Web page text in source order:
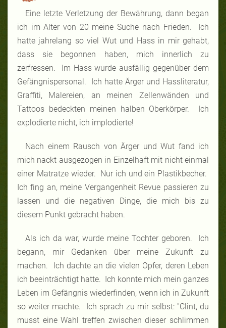
Eine letzte Verletzung der Bewährung, dann began
ich im Alter von 20 meine Suche nach Frieden. Ich
hatte jahrelang so viel Wut und Hass in mir gehabt,
dass sie begonnen haben, mich innerlich zu
zerfressen. Im Hass wurde ausfällig gegenüber dem
Gefängnispersonal. Ich hatte Ärger und Hassliteratur,
Graffiti, Malereien, an meinen Zellenwänden und
Tattoos bedeckten meinen halben Oberkörper. Ich
explodierte nicht, ich implodierte!
Nach einem Rausch von Ärger und Wut fand ich
mich nackt ausgezogen in Einzelhaft mit nicht einmal
einer Matratze wieder. Nur ich und ein Plastikbecher.
Ich fing an, meine Vergangenheit Revue passieren zu
lassen und die negativen Dinge, die mich bis zu
diesem Punkt gebracht haben.
Als ich da war, wurde meine Tochter geboren. Ich
begann, mir Gedanken über meine Zukunft zu
machen. Ich dachte an die vielen Opfer, deren Leben
ich beeinträchtigt hatte. Ich konnte mich mein ganzes
Leben im Gefängnis wiederfinden, wenn ich in Zukunft
so weiter machte. Ich sprach zu mir selbst: "Clint, du
musst eine Wahl treffen zwischen dieser schlimmen